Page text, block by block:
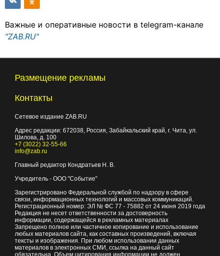
Важные и оперативные новости в telegram-канале
"ZAB.RU"
Размещение рекламы
Контакты
Сетевое издание ZAB.RU
Адрес редакции: 672038, Россия, Забайкальский край, г. Чита, ул.
Шилова, д. 100
+7 (3022) 32-55-66
info@zab.ru
Главный редактор Кондратьев Н. В.
Учредитель - ООО "Событие"
Зарегистрировано Федеральной службой по надзору в сфере
связи, информационных технологий и массовых коммуникаций.
Регистрационный номер: ЭЛ № ФС 77 - 75882 от 24 июня 2019 года
Редакция не несет ответственности за достоверность
информации, содержащейся в рекламных материалах
Запрещено полное или частичное копирование и использование
любых материалов сайта, как составных произведений, включая
тексты и изображения. При любом использовании данных
материалов в электронных СМИ, ссылка на данный сайт
обязательна. Объем цитирования информации не должен